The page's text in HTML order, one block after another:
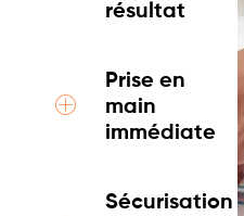
résultat
Prise en
main
immédiate
Sécurisation